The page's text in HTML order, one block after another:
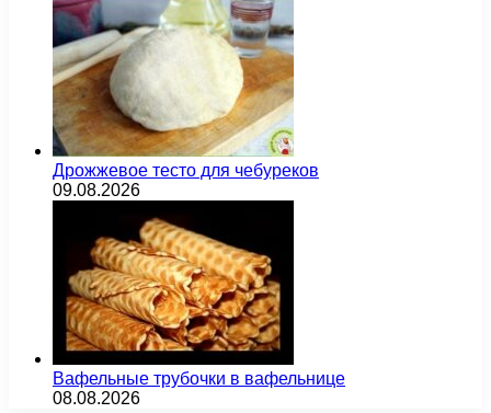
Дрожжевое тесто для чебуреков
09.08.2026
Вафельные трубочки в вафельнице
08.08.2026